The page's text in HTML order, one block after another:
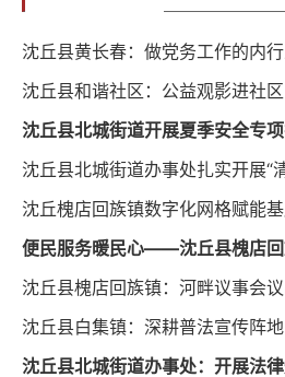
沈丘县黄长春：做党务工作的内
沈丘县和谐社区：公益观影进社
沈丘县北城街道开展夏季安全专
沈丘县北城街道办事处扎实开展“
沈丘槐店回族镇数字化网格赋能
沈丘县槐店回族镇：河畔议事会
沈丘县白集镇：深耕普法宣传阵